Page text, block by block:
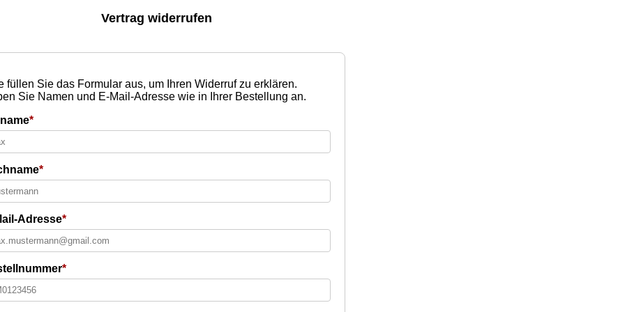
Vertrag widerrufen
füllen Sie das Formular aus, um Ihren Widerruf zu erklären.
Sie Namen und E-Mail-Adresse wie in Ihrer Bestellung an.
*
*
Adresse*
*